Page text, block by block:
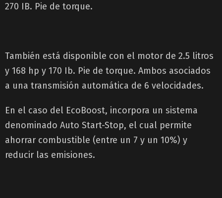
270 IB. Pie de torque.
También está disponible con el motor de 2.5 litros
y 168 hp y 170 Ib. Pie de torque. Ambos asociados
a una transmisión automática de 6 velocidades.
En el caso del EcoBoost, incorpora un sistema
denominado Auto Start-Stop, el cual permite
ahorrar combustible (entre un 7 y un 10%) y
reducir las emisiones.